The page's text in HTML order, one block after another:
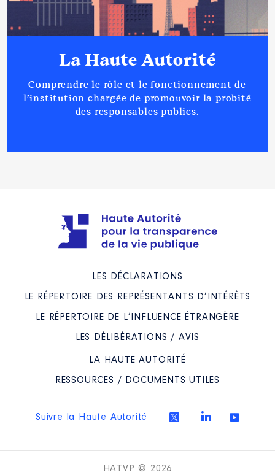
La Haute Autorité
Comprendre le rôle et le fonctionnement de
l’institution chargée de promouvoir la probité
des responsables publics.
LES DÉCLARATIONS
LE RÉPERTOIRE DES REPRÉSENTANTS D’INTÉRÊTS
LE RÉPERTOIRE DE L’INFLUENCE ÉTRANGÈRE
LES DÉLIBÉRATIONS / AVIS
LA HAUTE AUTORITÉ
RESSOURCES / DOCUMENTS UTILES
Suivre la Haute Autorité
HATVP © 2026